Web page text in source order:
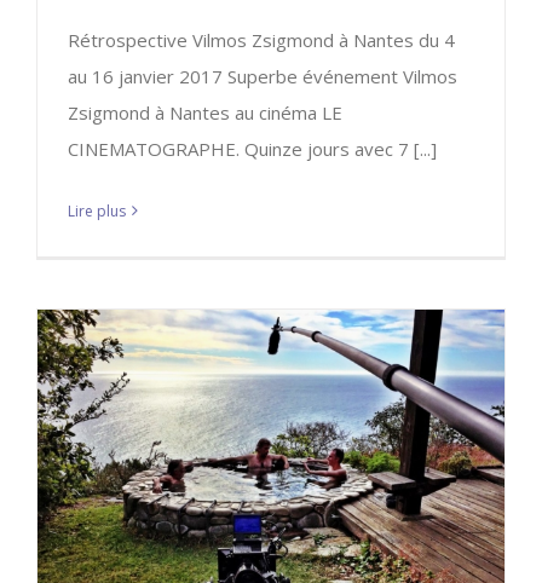
Rétrospective Vilmos Zsigmond à Nantes du 4
au 16 janvier 2017 Superbe événement Vilmos
Zsigmond à Nantes au cinéma LE
CINEMATOGRAPHE. Quinze jours avec 7 [...]
Lire plus
Interview dans The American
Cinematographer
A LA UNE CEVZ Mes films